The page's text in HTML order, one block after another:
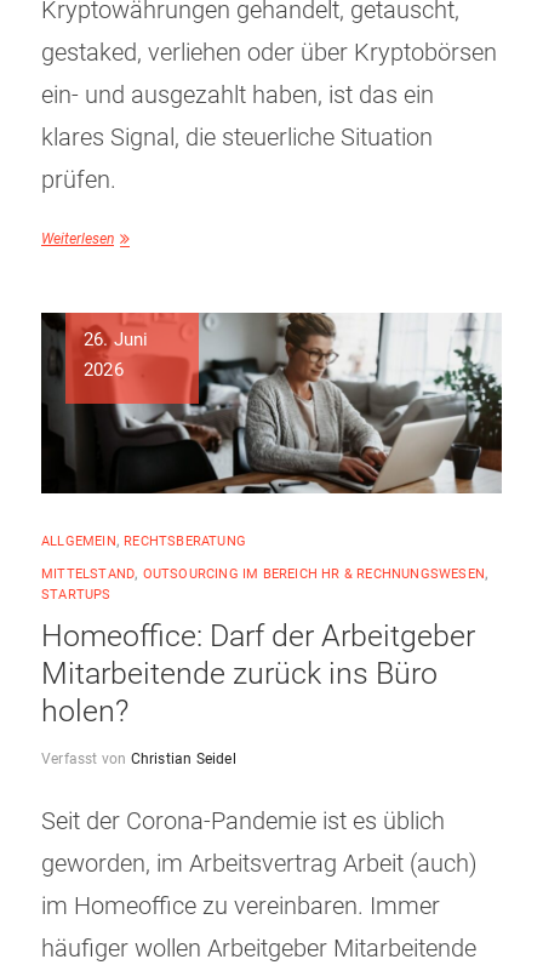
Kryptowährungen gehandelt, getauscht,
gestaked, verliehen oder über Kryptobörsen
ein- und ausgezahlt haben, ist das ein
klares Signal, die steuerliche Situation
prüfen.
Weiterlesen
26. Juni
2026
ALLGEMEIN, RECHTSBERATUNG
MITTELSTAND, OUTSOURCING IM BEREICH HR & RECHNUNGSWESEN,
STARTUPS
Homeoffice: Darf der Arbeitgeber
Mitarbeitende zurück ins Büro
holen?
Verfasst von Christian Seidel
Seit der Corona-Pandemie ist es üblich
geworden, im Arbeitsvertrag Arbeit (auch)
im Homeoffice zu vereinbaren. Immer
häufiger wollen Arbeitgeber Mitarbeitende